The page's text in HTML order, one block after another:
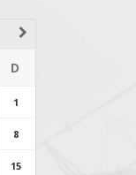
D
1
8
15